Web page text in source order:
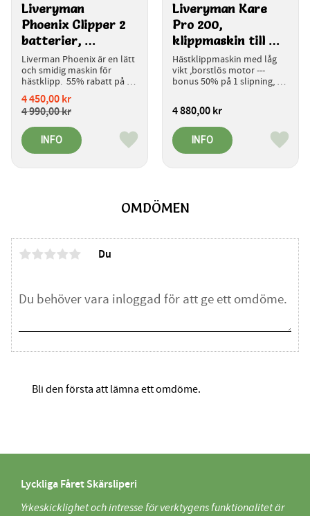
OMDÖMEN
Du
Bli den första att lämna ett omdöme.
Liveryman
Phoenix Clipper 2
batterier,
klippmaskin för
häst/nöt
Liverman Phoenix är en lätt
och smidig maskin för
hästklipp.  55% rabatt på
första service 50% rabatt
på 1 slipning. 2 års garanti
4 450,00kr
4 990,00kr
Lägg till i favoriter
INFO
Liveryman Kare
Pro 200,
klippmaskin till
häst och ko
Hästklippmaskin med låg
vikt ,borstlös motor ---
bonus 50% på 1 slipning,
-2års garanti
4 880,00kr
Lägg
INFO
Lyckliga Fåret Skärsliperi
Yrkeskicklighet och intresse för verktygens funktionalitet är